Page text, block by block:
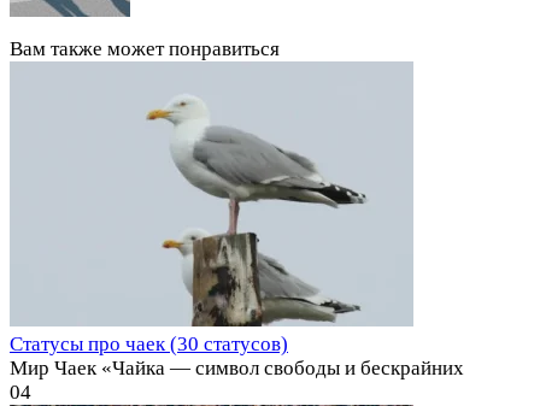
Вам также может понравиться
Статусы про чаек (30 статусов)
Мир Чаек «Чайка — символ свободы и бескрайних
04